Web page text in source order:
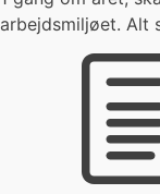
arbejdsmiljøet. Alt